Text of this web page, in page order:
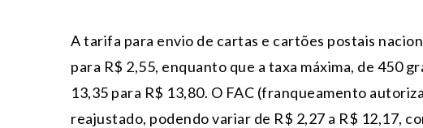
A tarifa para envio de cartas e cartões postais
para R$ 2,55, enquanto que a taxa máxima, de 450
13,35 para R$ 13,80. O FAC (franqueamento
reajustado, podendo variar de R$ 2,27 a R$ 12,17,